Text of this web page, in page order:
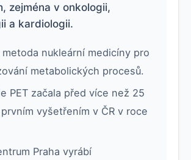
zejména v onkologii,
a kardiologii.
metoda nukleární medicíny pro
metabolických procesů.
PET začala před více než 25
vyšetřením v ČR v roce
Praha vyrábí